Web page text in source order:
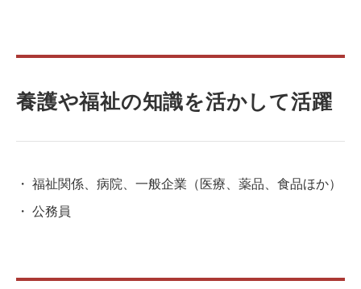
養護や福祉の知識を活かして活躍
福祉関係、病院、一般企業（医療、薬品、食品ほか）
公務員